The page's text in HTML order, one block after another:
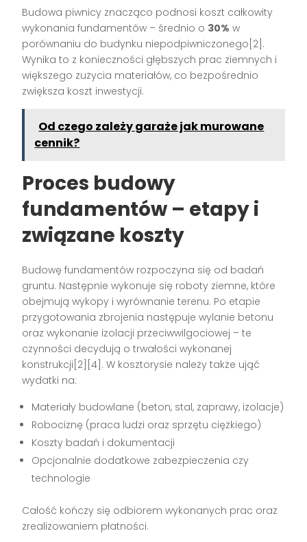
Budowa piwnicy znacząco podnosi koszt całkowity
wykonania fundamentów – średnio o 30% w
porównaniu do budynku niepodpiwniczonego[2].
Wynika to z konieczności głębszych prac ziemnych i
większego zużycia materiałów, co bezpośrednio
zwiększa koszt inwestycji.
Od czego zależy garaże jak murowane
cennik?
Proces budowy
fundamentów – etapy i
związane koszty
Budowę fundamentów rozpoczyna się od badań
gruntu. Następnie wykonuje się roboty ziemne, które
obejmują wykopy i wyrównanie terenu. Po etapie
przygotowania zbrojenia następuje wylanie betonu
oraz wykonanie izolacji przeciwwilgociowej – te
czynności decydują o trwałości wykonanej
konstrukcji[2][4]. W kosztorysie należy także ująć
wydatki na:
Materiały budowlane (beton, stal, zaprawy, izolacje)
Robociznę (praca ludzi oraz sprzętu ciężkiego)
Koszty badań i dokumentacji
Opcjonalnie dodatkowe zabezpieczenia czy
technologie
Całość kończy się odbiorem wykonanych prac oraz
zrealizowaniem płatności.